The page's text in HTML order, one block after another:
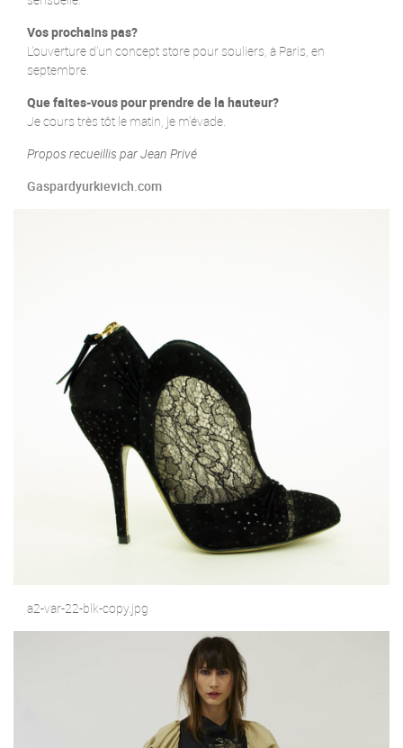
Vos prochains pas?
L'ouverture d’un concept store pour souliers, à Paris, en
septembre.
Que faites-vous pour prendre de la hauteur?
Je cours très tôt le matin, je m'évade.
Propos recueillis par Jean Privé
Gaspardyurkievich.com
a2-var-22-blk-copy.jpg